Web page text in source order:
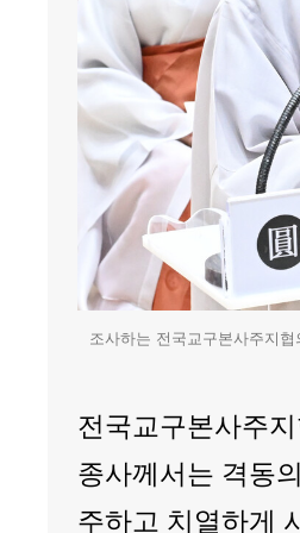
조사하는 전국교구본사주지
전국교구본사주
종사께서는 격동
주하고 치열하게